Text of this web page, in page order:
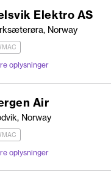
Elektro AS
Norway
oplysninger
Air
Norway
oplysninger